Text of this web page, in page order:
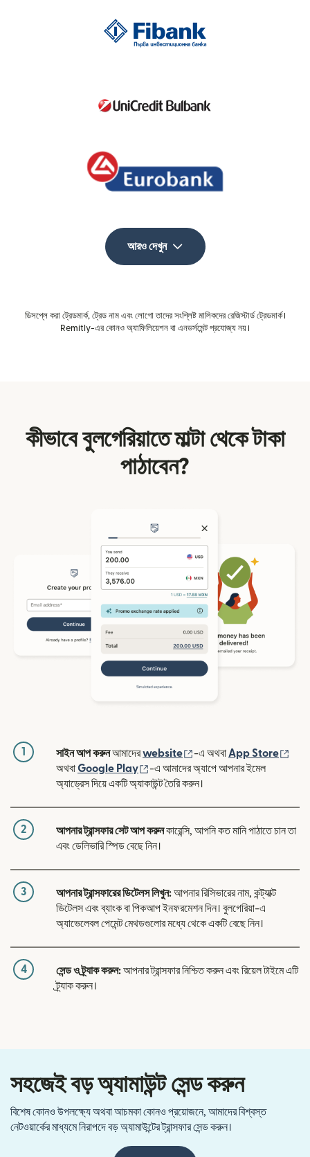
আরও দেখুন
ডিসপ্লে করা ট্রেডমার্ক, ট্রেড নাম এবং লোগো তাদের সংশ্লিষ্ট মালিকদের রেজিস্টার্ড ট্রেডমার্ক।
Remitly-এর কোনও অ্যাফিলিয়েশন বা এনডর্সমেন্ট প্রযোজ্য নয়।
কীভাবে বুলগেরিয়াতে মাল্টা থেকে টাকা
পাঠাবেন?
1 সাইন আপ করুনআমাদেরwebsite (নতুন উইন্ডোতে খুলবে)
-এ অথবাApp Store
অথবাGoogle Play (নতুন উইন্ডোতে খুলবে)
-এ আমাদের অ্যাপে আপনার ইমেল
অ্যাড্রেস দিয়ে একটি অ্যাকাউন্ট তৈরি করুন।
2 আপনার ট্রান্সফার সেট আপ করুনকারেন্সি, আপনি কত মানি পাঠাতে চান তা
এবং ডেলিভারি স্পিড বেছে নিন।
3 আপনার ট্রান্সফারের ডিটেলস লিখুন:আপনার রিসিভারের নাম, কন্ট্যাক্ট
ডিটেলস এবং ব্যাংক বা পিকআপ ইনফরমেশন দিন। বুলগেরিয়া-এ
অ্যাভেলেবল পেমেন্ট মেথডগুলোর মধ্যে থেকে একটি বেছে নিন।
4 সেন্ড ও ট্র্যাক করুন:আপনার ট্রান্সফার নিশ্চিত করুন এবং রিয়েল টাইমে এটি
ট্র্যাক করুন।
সহজেই বড় অ্যামাউন্ট সেন্ড করুন
বিশেষ কোনও উপলক্ষ্যে অথবা আচমকা কোনও প্রয়োজনে, আমাদের বিশ্বস্ত
নেটওয়ার্কের মাধ্যমে নিরাপদে বড় অ্যামাউন্টের ট্রান্সফার সেন্ড করুন।